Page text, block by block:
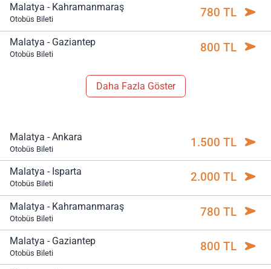
Malatya - Kahramanmaraş
Otobüs Bileti 780 TL
Malatya - Gaziantep
Otobüs Bileti 800 TL
Daha Fazla Göster
Malatya - Ankara
Otobüs Bileti 1.500 TL
Malatya - Isparta
Otobüs Bileti 2.000 TL
Malatya - Kahramanmaraş
Otobüs Bileti 780 TL
Malatya - Gaziantep
Otobüs Bileti 800 TL